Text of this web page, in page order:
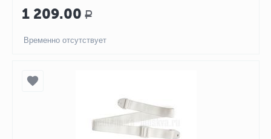
1 209.00 Р
Временно отсутствует